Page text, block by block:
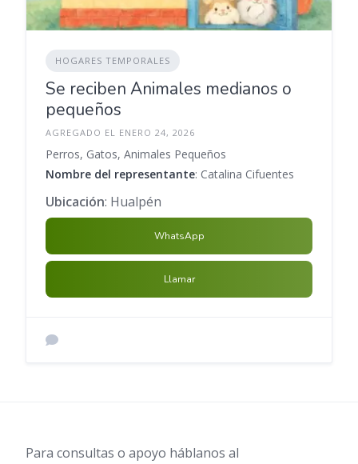
HOGARES TEMPORALES
Se reciben Animales medianos o
pequeños
AGREGADO EL ENERO 24, 2026
Perros, Gatos, Animales Pequeños
Nombre del representante: Catalina Cifuentes
Ubicación: Hualpén
WhatsApp
Llamar
Para consultas o apoyo háblanos al